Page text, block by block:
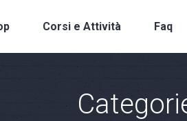
Corsi e Attività Faq